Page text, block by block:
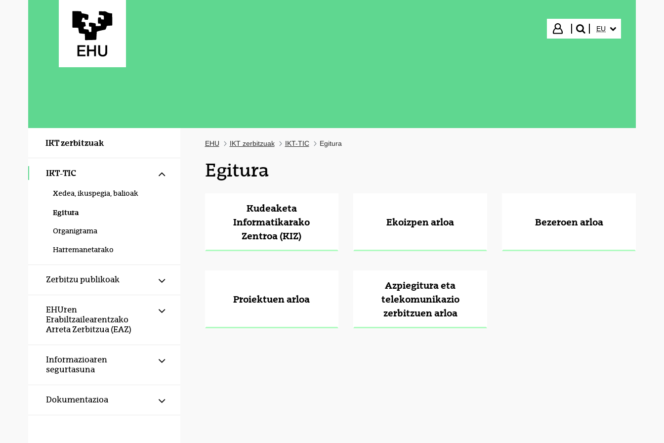
Hasi saioa
bilatu"
EU
IKT zerbitzuak
IKT-TIC Erakutsi/izkutatu azpiorriak
Xedea, ikuspegia, balioak
Egitura
Organigrama
Harremanetarako
Zerbitzu publikoak Erakutsi/izkutatu azpiorriak
EHUren
Erabiltzailearentzako
Arreta Zerbitzua (EAZ)
Erakutsi/izkutatu azpiorriak
Informazioaren
segurtasuna
Erakutsi/izkutatu azpiorriak
Dokumentazioa Erakutsi/izkutatu azpiorriak
EHU IKT zerbitzuak IKT-TIC Egitura
Egitura
Kudeaketa
Informatikarako
Zentroa (KIZ)
Ekoizpen arloa Bezeroen arloa
Proiektuen arloa
Azpiegitura eta
telekomunikazio
zerbitzuen arloa